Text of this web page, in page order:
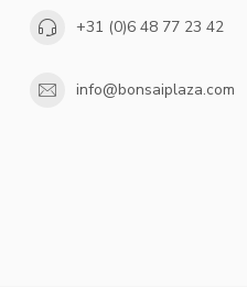
+31 (0)6 48 77 23 42
info@bonsaiplaza.com